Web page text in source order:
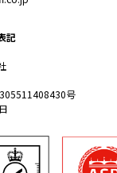
記
号